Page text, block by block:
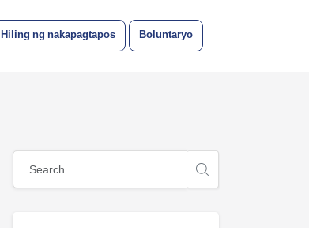
Hiling ng nakapagtapos Boluntaryo
Mga Bloke
Laktawan ang [Cocoon] Global search (sidebar)